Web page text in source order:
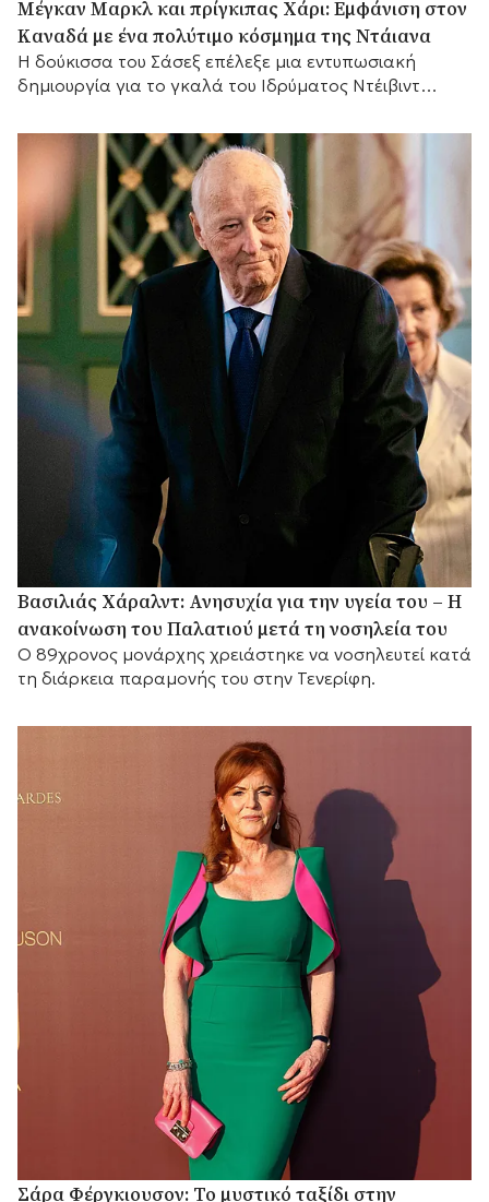
Μέγκαν Μαρκλ και πρίγκιπας Χάρι: Εμφάνιση στον
Καναδά με ένα πολύτιμο κόσμημα της Ντάιανα
Η δούκισσα του Σάσεξ επέλεξε μια εντυπωσιακή
δημιουργία για το γκαλά του Ιδρύματος Ντέιβιντ
Βασιλιάς Χάραλντ: Ανησυχία για την υγεία του – Η
ανακοίνωση του Παλατιού μετά τη νοσηλεία του
Ο 89χρονος μονάρχης χρειάστηκε να νοσηλευτεί κατά
τη διάρκεια παραμονής του στην Τενερίφη.
Σάρα Φέργκιουσον: Το μυστικό ταξίδι στην